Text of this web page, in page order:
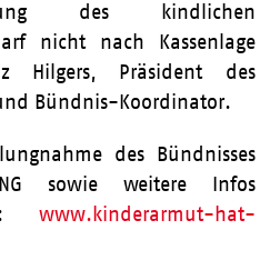
des kindlichen
nicht nach Kassenlage
Hilgers, Präsident des
Bündnis-Koordinator.
des Bündnisses
sowie weitere Infos
www.kinderarmut-hat-